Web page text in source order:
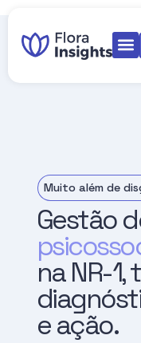
Muito além de
Gestão
na NR-
e ação.